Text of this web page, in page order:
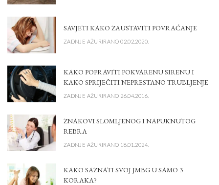
SAVJETI KAKO ZAUSTAVITI POVRAĆANJE
ZADNJE AŽURIRANO 02.02.2020.
KAKO POPRAVITI POKVARENU SIRENU I
KAKO SPRIJEČITI NEPRESTANO TRUBLJENJE
ZADNJE AŽURIRANO 26.04.2016.
ZNAKOVI SLOMLJENOG I NAPUKNUTOG
REBRA
ZADNJE AŽURIRANO 18.01.2024.
KAKO SAZNATI SVOJ JMBG U SAMO 3
KORAKA?